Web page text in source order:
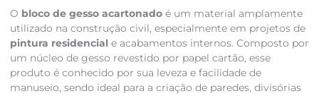
O bloco de gesso acartonadoé um material amplamente
utilizado na construção civil, especialmente em projetos de
pintura residencial e acabamentos internos. Composto por
um núcleo de gesso revestido por papel cartão, esse
produto é conhecido por sua leveza e facilidade de
manuseio, sendo ideal para a criação de paredes, divisórias